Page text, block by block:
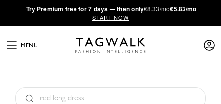
·Try Premium free for 7 days — then only€8.33/mo€5.83/mo
START NOW
MENU